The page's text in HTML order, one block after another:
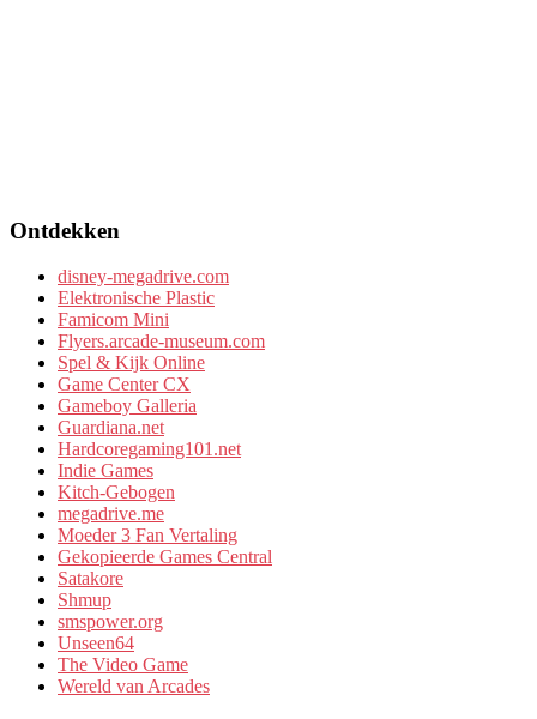
Ontdekken
disney-megadrive.com
Elektronische Plastic
Famicom Mini
Flyers.arcade-museum.com
Spel & Kijk Online
Game Center CX
Gameboy Galleria
Guardiana.net
Hardcoregaming101.net
Indie Games
Kitch-Gebogen
megadrive.me
Moeder 3 Fan Vertaling
Gekopieerde Games Central
Satakore
Shmup
smspower.org
Unseen64
The Video Game
Wereld van Arcades